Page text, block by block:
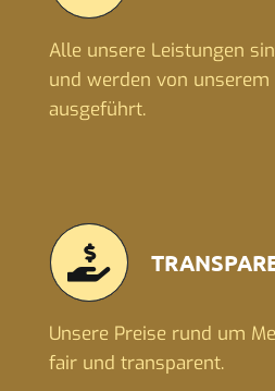
Alle unsere Leistungen
und werden von unserem
ausgeführt.
Unsere Preise rund um
fair und transparent.